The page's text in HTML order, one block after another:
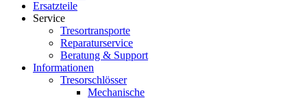
Ersatzteile
Service
Tresortransporte
Reparaturservice
Beratung & Support
Informationen
Tresorschlösser
Mechanische